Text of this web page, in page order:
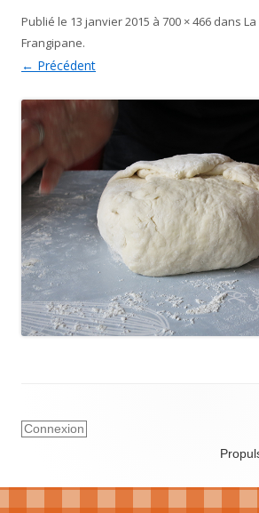
Publié le 13 janvier 2015 à 700 × 466 dans
Frangipane.
← Précédent
Connexion